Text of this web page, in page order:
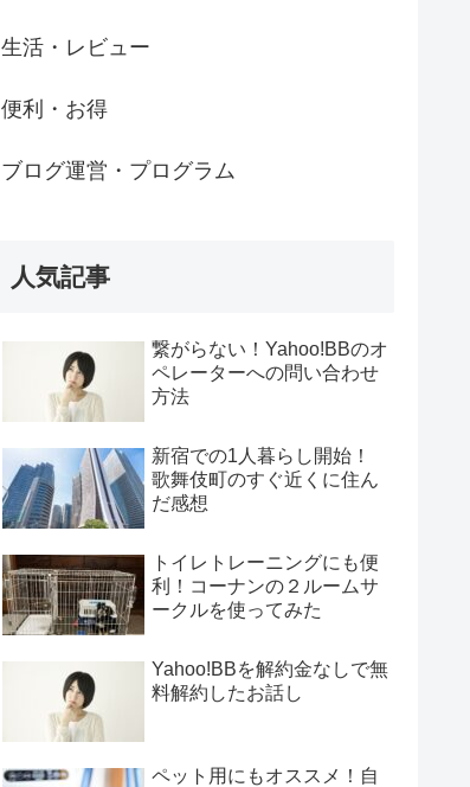
生活・レビュー
便利・お得
ブログ運営・プログラム
人気記事
繋がらない！Yahoo!BBのオ
ペレーターへの問い合わせ
方法
新宿での1人暮らし開始！
歌舞伎町のすぐ近くに住ん
だ感想
トイレトレーニングにも便
利！コーナンの２ルームサ
ークルを使ってみた
Yahoo!BBを解約金なしで無
料解約したお話し
ペット用にもオススメ！自